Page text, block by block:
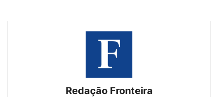
Redação Fronteira